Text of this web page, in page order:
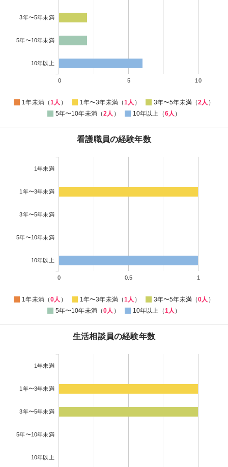
3年〜5年未満
5年〜10年未満
10年以上
0 5 10
1年未満（1人 ） 1年〜3年未満（1人 ） 3年〜5年未満（2人 ）
5年〜10年未満（2人 ） 10年以上（6人 ）
看護職員の経験年数
1年未満
1年〜3年未満
3年〜5年未満
5年〜10年未満
10年以上
0 0.5 1
1年未満（0人 ） 1年〜3年未満（1人 ） 3年〜5年未満（0人 ）
5年〜10年未満（0人 ） 10年以上（1人 ）
生活相談員の経験年数
1年未満
1年〜3年未満
3年〜5年未満
5年〜10年未満
10年以上